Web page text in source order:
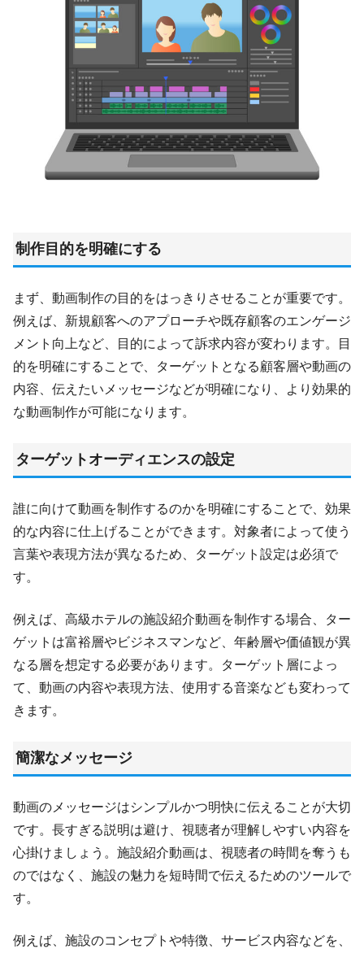
制作目的を明確にする
まず、動画制作の目的をはっきりさせることが重要です。
例えば、新規顧客へのアプローチや既存顧客のエンゲージ
メント向上など、目的によって訴求内容が変わります。目
的を明確にすることで、ターゲットとなる顧客層や動画の
内容、伝えたいメッセージなどが明確になり、より効果的
な動画制作が可能になります。
ターゲットオーディエンスの設定
誰に向けて動画を制作するのかを明確にすることで、効果
的な内容に仕上げることができます。対象者によって使う
言葉や表現方法が異なるため、ターゲット設定は必須で
す。
例えば、高級ホテルの施設紹介動画を制作する場合、ター
ゲットは富裕層やビジネスマンなど、年齢層や価値観が異
なる層を想定する必要があります。ターゲット層によっ
て、動画の内容や表現方法、使用する音楽なども変わって
きます。
簡潔なメッセージ
動画のメッセージはシンプルかつ明快に伝えることが大切
です。長すぎる説明は避け、視聴者が理解しやすい内容を
心掛けましょう。施設紹介動画は、視聴者の時間を奪うも
のではなく、施設の魅力を短時間で伝えるためのツールで
す。
例えば、施設のコンセプトや特徴、サービス内容などを、